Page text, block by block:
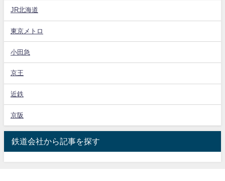
JR北海道
東京メトロ
小田急
京王
近鉄
京阪
鉄道会社から記事を探す